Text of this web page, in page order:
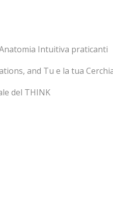
Intuitiva praticanti
and Tu e la tua
del THINK